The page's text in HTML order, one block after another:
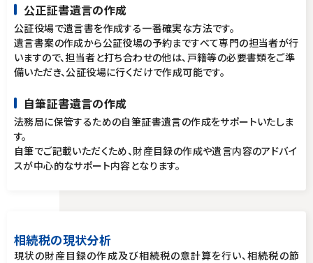
公正証書遺言の作成
公証役場で遺言書を作成する一番確実な方法です。
遺言書案の作成から公証役場の予約まですべて専門の担当者が行
いますので、担当者と打ち合わせの他は、戸籍等の必要書類をご準
備いただき、公証役場に行くだけで作成可能です。
自筆証書遺言の作成
法務局に保管するための自筆証書遺言の作成をサポートいたしま
す。
自筆でご記載いただくため、財産目録の作成や遺言内容のアドバイ
スが中心的なサポート内容となります。
相続税の現状分析
現状の財産目録の作成及び相続税の意計算を行い、相続税の節